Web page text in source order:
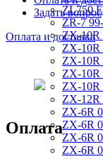
ZL750
ZR-7
ZX-10R
ZX-10R
ZX-10R
ZX-10R
ZX-10R
ZX-12R
ZX-6R
ZX-6R
ZX-6R
ZX-6R
Задать вопрос
Оплата и доставка
Оплата